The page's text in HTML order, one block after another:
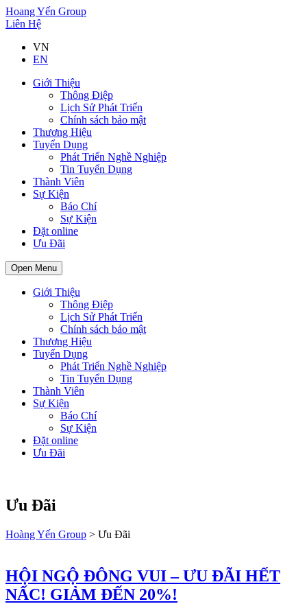
Hoang Yến Group
Liên Hệ
VN
EN
Giới Thiệu
Thông Điệp
Lịch Sử Phát Triển
Chính sách bảo mật
Thương Hiệu
Tuyển Dụng
Phát Triển Nghề Nghiệp
Tin Tuyển Dụng
Thành Viên
Sự Kiện
Báo Chí
Sự Kiện
Đặt online
Ưu Đãi
Open Menu
Giới Thiệu
Thông Điệp
Lịch Sử Phát Triển
Chính sách bảo mật
Thương Hiệu
Tuyển Dụng
Phát Triển Nghề Nghiệp
Tin Tuyển Dụng
Thành Viên
Sự Kiện
Báo Chí
Sự Kiện
Đặt online
Ưu Đãi
Ưu Đãi
Hoàng Yến Group > Ưu Đãi
HỘI NGỘ ĐÔNG VUI – ƯU ĐÃI HẾT
NẤC! GIẢM ĐẾN 20%!